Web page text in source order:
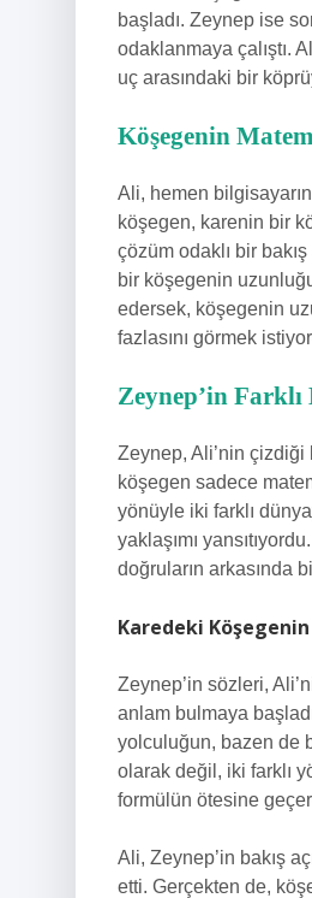
başladı. Zeynep ise
odaklanmaya çalıştı.
uç arasındaki bir
Köşegenin
Ali, hemen
köşegen, karenin bir
çözüm odaklı bir
bir köşegenin
edersek, köşegenin
fazlasını görmek
Zeynep’in Farklı
Zeynep, Ali’nin çizdiği
köşegen sadece
yönüyle iki farklı
yaklaşımı
doğruların arkasında
Karedeki
Zeynep’in sözleri,
anlam bulmaya
yolculuğun, bazen de
olarak değil, iki farklı
formülün ötesine
Ali, Zeynep’in bakış
etti. Gerçekten de,